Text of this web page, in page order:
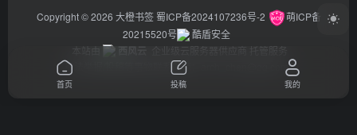
Copyright © 2026 大橙书签 蜀ICP备2024107236号-2
萌ICP备
20215520号
酷盾安全
本站由
西风云 企业级云服务器供应商 托管服务
违法举报/投稿等事物联系邮箱：arch_chen@qq.com
首页 投稿 我的